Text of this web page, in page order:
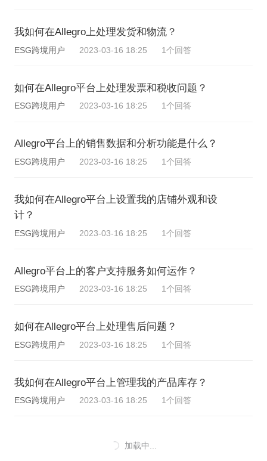
我如何在Allegro上处理发货和物流？
ESG跨境用户 2023-03-16 18:25 1个回答
如何在Allegro平台上处理发票和税收问题？
ESG跨境用户 2023-03-16 18:25 1个回答
Allegro平台上的销售数据和分析功能是什么？
ESG跨境用户 2023-03-16 18:25 1个回答
我如何在Allegro平台上设置我的店铺外观和设
计？
ESG跨境用户 2023-03-16 18:25 1个回答
Allegro平台上的客户支持服务如何运作？
ESG跨境用户 2023-03-16 18:25 1个回答
如何在Allegro平台上处理售后问题？
ESG跨境用户 2023-03-16 18:25 1个回答
我如何在Allegro平台上管理我的产品库存？
ESG跨境用户 2023-03-16 18:25 1个回答
加载中...